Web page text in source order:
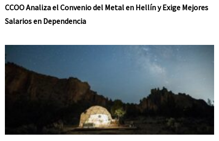
CCOO Analiza el Convenio del Metal en Hellín y Exige Mejores
Salarios en Dependencia